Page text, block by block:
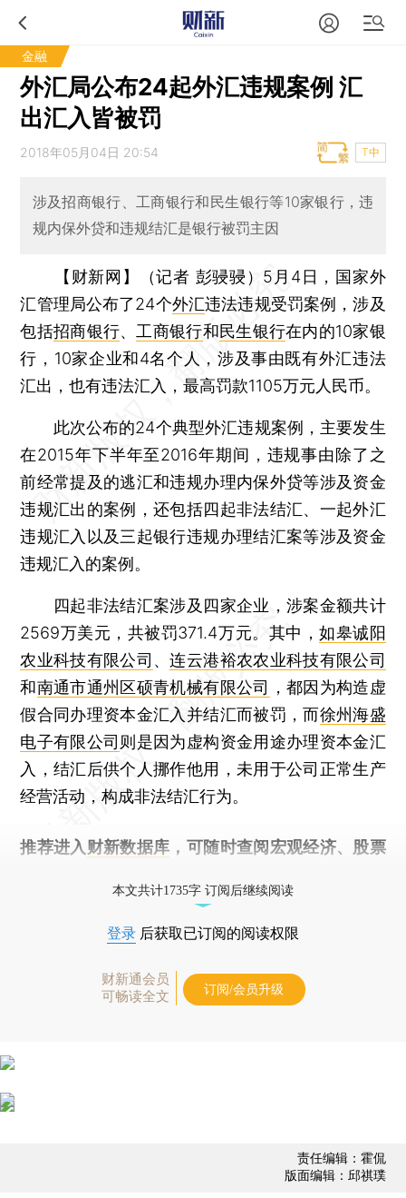
金融
外汇局公布24起外汇违规案例 汇
出汇入皆被罚
2018年05月04日 20:54 T中
涉及招商银行、工商银行和民生银行等10家银行，违
规内保外贷和违规结汇是银行被罚主因
【财新网】（记者 彭骎骎） 5月4日，国家外
汇管理局公布了24个外汇违法违规受罚案例，涉及
包括招商银行、 工商银行和民生银行在内的10家银
行，10家企业和4名个人，涉及事由既有外汇违法
汇出，也有违法汇入，最高罚款1105万元人民币。
此次公布的24个典型外汇违规案例，主要发生
在2015年下半年至2016年期间，违规事由除了之
前经常提及的逃汇和违规办理内保外贷等涉及资金
违规汇出的案例，还包括四起非法结汇、一起外汇
违规汇入以及三起银行违规办理结汇案等涉及资金
违规汇入的案例。
四起非法结汇案涉及四家企业，涉案金额共计
2569万美元，共被罚371.4万元。其中，如皋诚阳
农业科技有限公司 、连云港裕农农业科技有限公司
和南通市通州区硕青机械有限公司
，都因为构造虚
假合同办理资本金汇入并结汇而被罚，而徐州海盛
电子有限公司 则是因为虚构资金用途办理资本金汇
入，结汇后供个人挪作他用，未用于公司正常生产
经营活动，构成非法结汇行为。
推荐进入 财新数据库 ，可随时查阅宏观经济、股票
本文共计1735字 订阅后继续阅读
登录 后获取已订阅的阅读权限
财新通会员
可畅读全文
订阅/会员升级
责任编辑：霍侃
版面编辑：邱祺璞